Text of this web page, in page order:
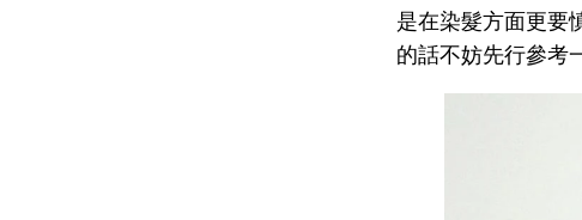
是在染髮方面更要
的話不妨先行參考